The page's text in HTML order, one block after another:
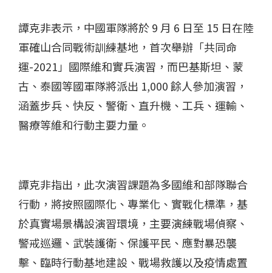
譚克非表示，中國軍隊將於 9 月 6 日至 15 日在陸
軍確山合同戰術訓練基地，首次舉辦「共同命
運-2021」國際維和實兵演習，而巴基斯坦、蒙
古、泰國等國軍隊將派出 1,000 餘人參加演習，
涵蓋步兵、快反、警衛、直升機、工兵、運輸、
醫療等維和行動主要力量。
譚克非指出，此次演習課題為多國維和部隊聯合
行動，將按照國際化、專業化、實戰化標準，基
於真實場景構設演習環境，主要演練戰場偵察、
警戒巡邏、武裝護衛、保護平民、應對暴恐襲
擊、臨時行動基地建設、戰場救護以及疫情處置